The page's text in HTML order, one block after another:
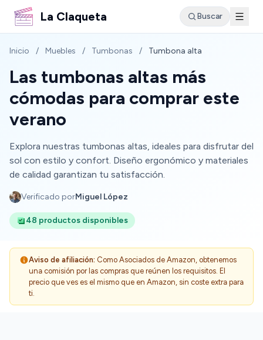
La Claqueta Buscar
Inicio / Muebles / Tumbonas / Tumbona alta
Las tumbonas altas más
cómodas para comprar este
verano
Explora nuestras tumbonas altas, ideales para disfrutar del
sol con estilo y confort. Diseño ergonómico y materiales
de calidad garantizan tu satisfacción.
Verificado porMiguel López
48 productos disponibles
Aviso de afiliación: Como Asociados de Amazon, obtenemos
una comisión por las compras que reúnen los requisitos. El
precio que ves es el mismo que en Amazon, sin coste extra para
ti.